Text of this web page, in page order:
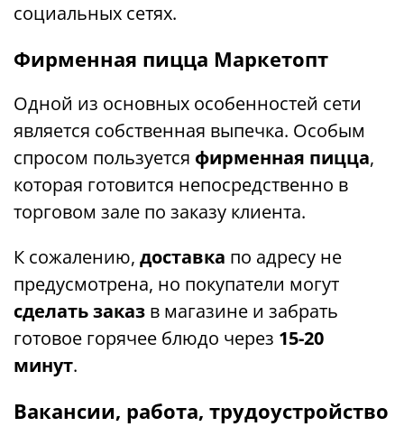
социальных сетях.
Фирменная пицца Маркетопт
Одной из основных особенностей сети
является собственная выпечка. Особым
спросом пользуется фирменная пицца,
которая готовится непосредственно в
торговом зале по заказу клиента.
К сожалению, доставка по адресу не
предусмотрена, но покупатели могут
сделать заказ в магазине и забрать
готовое горячее блюдо через 15-20
минут.
Вакансии, работа, трудоустройство